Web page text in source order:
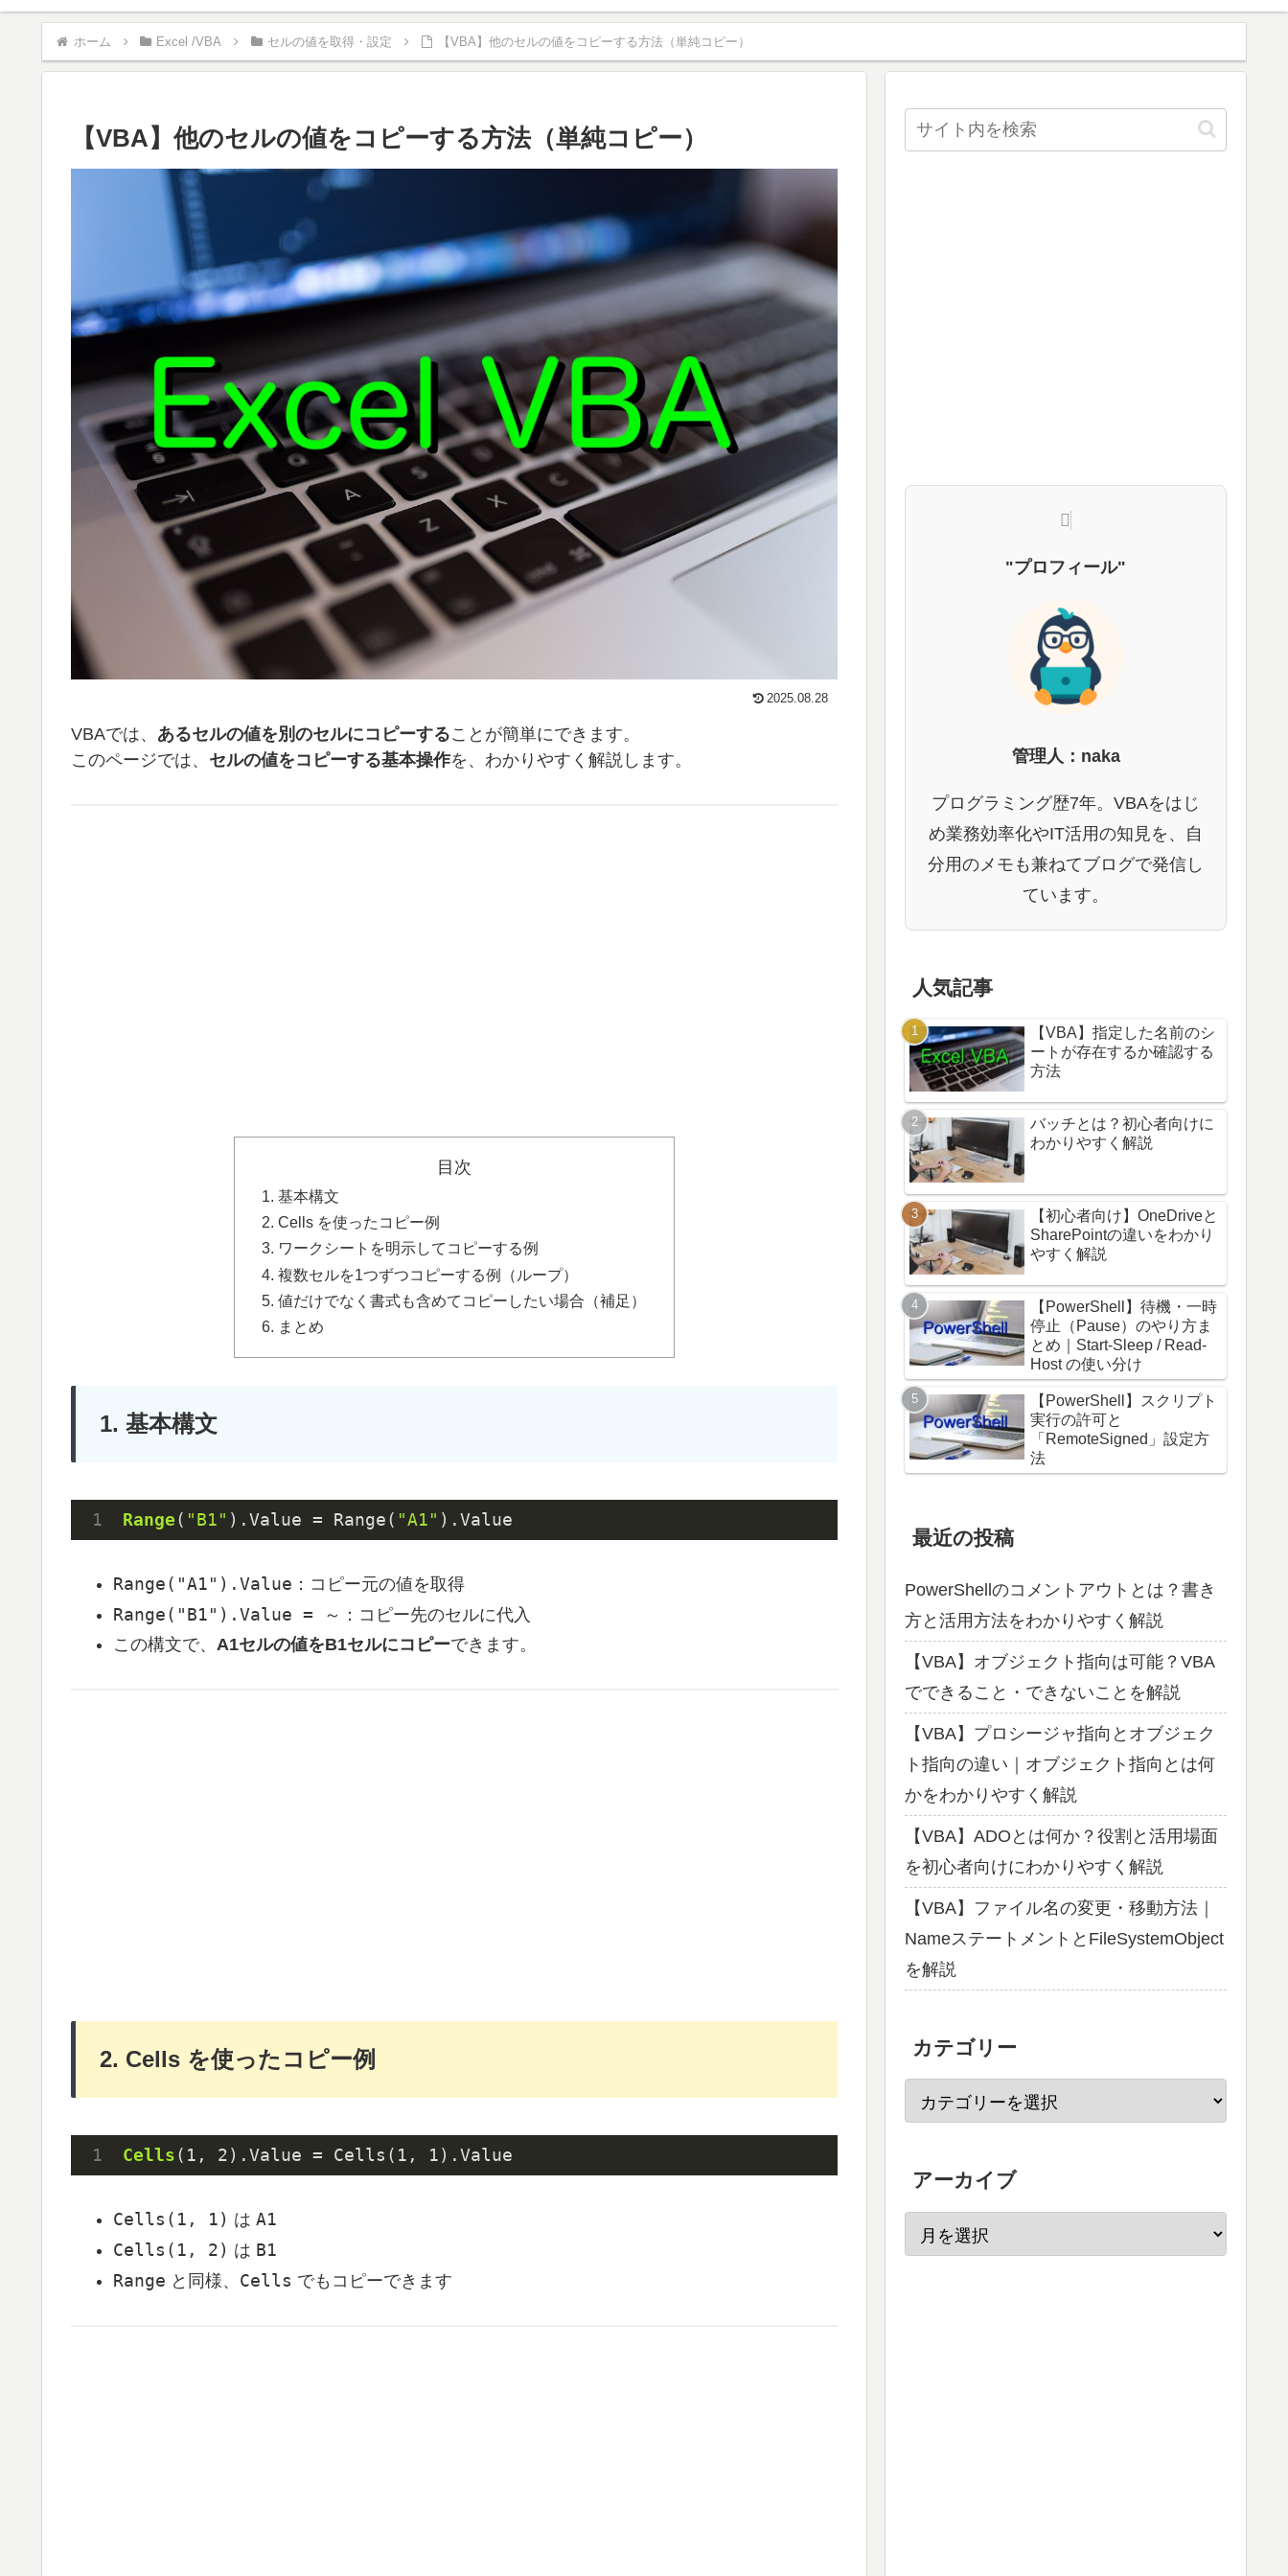
ホーム Excel /VBA セルの値を取得・設定 【VBA】他のセルの値をコピーする方法（単純コピー）
【VBA】他のセルの値をコピーする方法（単純コピー）
2025.08.28
VBAでは、 あるセルの値を別のセルにコピーすることが簡単にできます。
このページでは、 セルの値をコピーする基本操作を、わかりやすく解説します。
目次
1. 基本構文
2. Cells を使ったコピー例
3. ワークシートを明示してコピーする例
4. 複数セルを1つずつコピーする例（ループ）
5. 値だけでなく書式も含めてコピーしたい場合（補足）
6. まとめ
1. 基本構文
Range( "B1" ) .Value = Range( "A1" ).Value
Range("A1").Value ：コピー元の値を取得
Range("B1").Value = ～ ：コピー先のセルに代入
この構文で、 A1セルの値をB1セルにコピーできます。
2. Cells を使ったコピー例
Cells( 1 , 2) .Value = Cells( 1 , 1).Value
Cells(1, 1) は A1
Cells(1, 2) は B1
Range と同様、 Cells でもコピーできます
"プロフィール"
管理人：naka
プログラミング歴7年。VBAをはじ
め業務効率化やIT活用の知見を、自
分用のメモも兼ねてブログで発信し
ています。
人気記事
【VBA】指定した名前のシ
ートが存在するか確認する
方法
バッチとは？初心者向けに
わかりやすく解説
【初心者向け】OneDriveと
SharePointの違いをわかり
やすく解説
【PowerShell】待機・一時
停止（Pause）のやり方ま
とめ｜Start-Sleep / Read-
Host の使い分け
【PowerShell】スクリプト
実行の許可と
「RemoteSigned」設定方
法
最近の投稿
PowerShellのコメントアウトとは？書き
方と活用方法をわかりやすく解説
【VBA】オブジェクト指向は可能？VBA
でできること・できないことを解説
【VBA】プロシージャ指向とオブジェク
ト指向の違い｜オブジェクト指向とは何
かをわかりやすく解説
【VBA】ADOとは何か？役割と活用場面
を初心者向けにわかりやすく解説
【VBA】ファイル名の変更・移動方法｜
NameステートメントとFileSystemObject
を解説
カテゴリー
アーカイブ